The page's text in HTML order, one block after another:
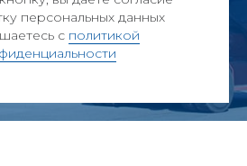
персональных данных
c политикой